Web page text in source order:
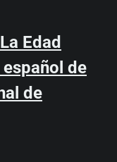
Edad
de
de